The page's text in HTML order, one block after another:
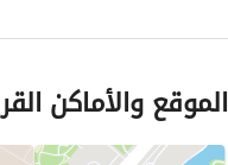
الموقع والأماكن